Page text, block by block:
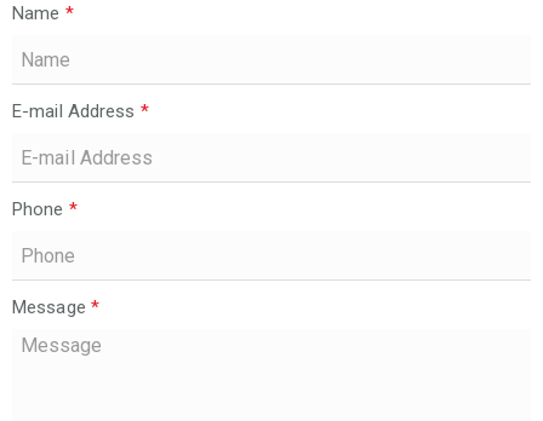
Name *
E-mail Address *
Phone *
Message *